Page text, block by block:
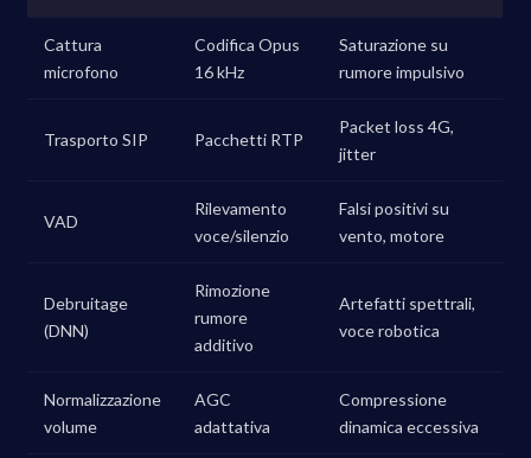
Cattura
microfono
Codifica Opus
16 kHz
Saturazione su
rumore impulsivo
Trasporto SIP Pacchetti RTP
Packet loss 4G,
jitter
VAD
Rilevamento
voce/silenzio
Falsi positivi su
vento, motore
Debruitage
(DNN)
Rimozione
rumore
additivo
Artefatti spettrali,
voce robotica
Normalizzazione
volume
AGC
adattativa
Compressione
dinamica eccessiva